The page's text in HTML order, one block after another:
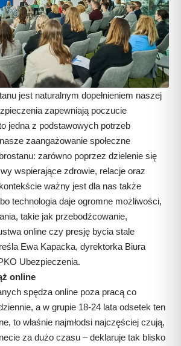
jest naturalnym dopełnieniem naszej
zapewniają poczucie
jedna z podstawowych potrzeb
zaangażowanie społeczne
zarówno poprzez dzielenie się
wspierające zdrowie, relacje oraz
ważny jest dla nas także
technologia daje ogromne możliwości,
takie jak przebodźcowanie,
online czy presję bycia stale
Ewa Kapacka, dyrektorka Biura
Ubezpieczenia.
online
spędza online poza pracą co
a w grupie 18-24 lata odsetek ten
to właśnie najmłodsi najczęściej czują,
za dużo czasu – deklaruje tak blisko